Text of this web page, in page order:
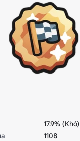
17.9% (Khó)
1108